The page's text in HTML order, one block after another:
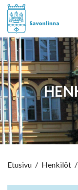
Etusivu / Henkilöt /